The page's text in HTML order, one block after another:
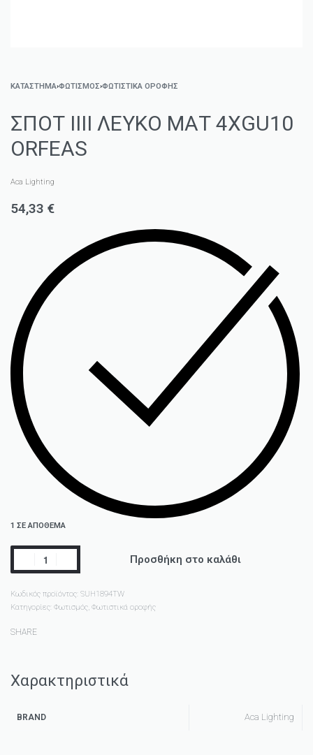
ΚΑΤΑΣΤΗΜΑ›ΦΩΤΙΣΜΌΣ›ΦΩΤΙΣΤΙΚΆ ΟΡΟΦΉΣ
ΣΠΟΤ IIII ΛΕΥΚΟ ΜΑΤ 4ΧGU10
ORFEAS
Aca Lighting
54,33 €
1 ΣΕ ΑΠΌΘΕΜΑ
Προσθήκη στο καλάθι
Κωδικός προϊόντος: SUH1894TW
Κατηγορίες: Φωτισμός, Φωτιστικά οροφής
SHARE
Χαρακτηριστικά
BRAND Aca Lighting